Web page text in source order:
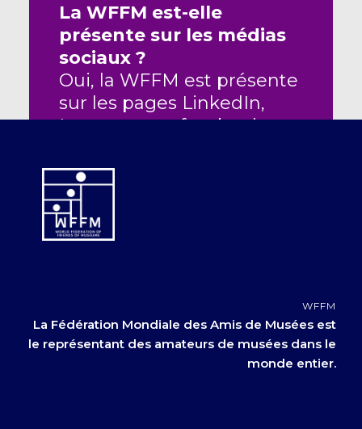
La WFFM est-elle
présente sur les médias
sociaux ?
Oui, la WFFM est présente
sur les pages LinkedIn,
Instagram et facebook.
WFFM
La Fédération Mondiale des Amis de Musées est
le représentant des amateurs de musées dans le
monde entier.